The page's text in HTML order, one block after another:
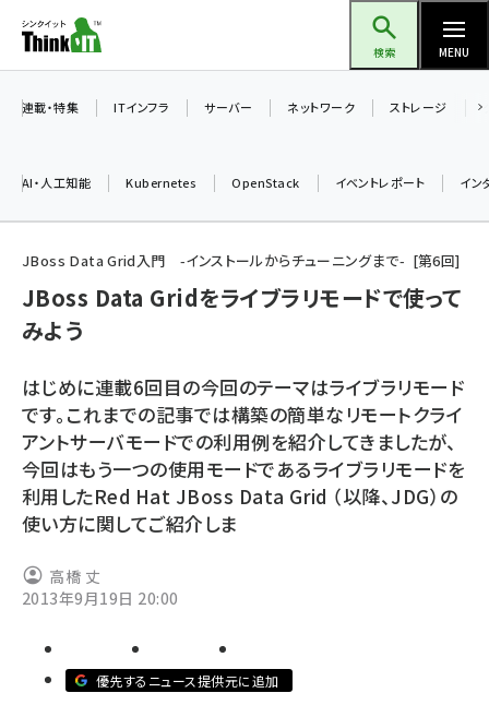
ン
ツ
検索 MENU
加藤銘のチーム貢献～仲間と築いた勝利の絆～ (2329)
drupal (1966)
genai (1494)
abc123 (1371)
ai crunch (1365)
連載・特集 ITインフラ サーバー ネットワーク ストレージ
AI・人工知能 Kubernetes OpenStack イベントレポート イン
JBoss Data Grid入門 -インストールからチューニングまで- 第6回
JBoss Data Gridをライブラリモードで使って
みよう
はじめに連載6回目の今回のテーマはライブラリモード
です。これまでの記事では構築の簡単なリモートクライ
アントサーバモードでの利用例を紹介してきましたが、
今回はもう一つの使用モードであるライブラリモードを
利用したRed Hat JBoss Data Grid （以降、JDG）の
使い方に関してご紹介しま
高橋 丈
2013年9月19日 20:00
優先するニュース提供元に追加